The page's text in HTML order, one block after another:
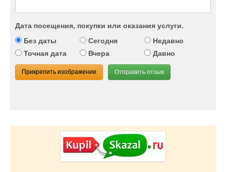
Дата посещения, покупки или оказания услуги.
Без даты
Сегодня
Недавно
Точная дата
Вчера Давно
Прикрепить изображение Отправить отзыв